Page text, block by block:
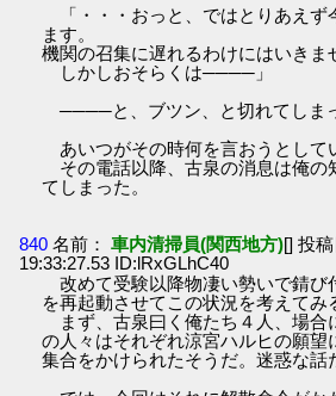
「・・・おっと、ではとりあえず
ます。
機関の召集に遅れるわけにはいきま
しかしおそらくは────」
────と、ブツン、と切れてしま
あいつがその時何を言おうとして
その電話以降、古泉の消息は俺の
てしまった。
840 名前： 車内清掃員(関西地方)[] 投
19:33:27.53 ID:lRxGLhC40
改めて受験以降物凄い勢いで錆び
を再起動させてこの状況を考えてみ
まず、古泉曰く俺たち４人、場合
の人々はそれぞれ涼宮ハルヒの願望
集合をかけられたそうだ。迷惑な話